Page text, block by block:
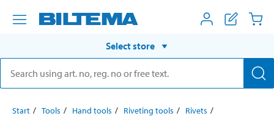
Select store
Start Tools Hand tools Riveting tools
Rivets